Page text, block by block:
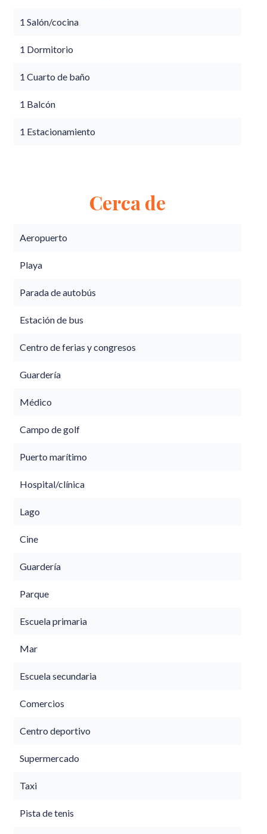
1 Salón/cocina
1 Dormitorio
1 Cuarto de baño
1 Balcón
1 Estacionamiento
Cerca de
Aeropuerto
Playa
Parada de autobús
Estación de bus
Centro de ferias y congresos
Guardería
Médico
Campo de golf
Puerto marítimo
Hospital/clínica
Lago
Cine
Guardería
Parque
Escuela primaria
Mar
Escuela secundaria
Comercios
Centro deportivo
Supermercado
Taxi
Pista de tenis